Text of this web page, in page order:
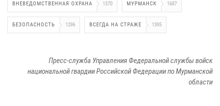
ВНЕВЕДОМСТВЕННАЯ ОХРАНА 1370 МУРМАНСК 1687
БЕЗОПАСНОСТЬ 1296 ВСЕГДА НА СТРАЖЕ 1395
Пресс-служба Управления Федеральной службы войск
национальной гвардии Российской Федерации по Мурманской
области